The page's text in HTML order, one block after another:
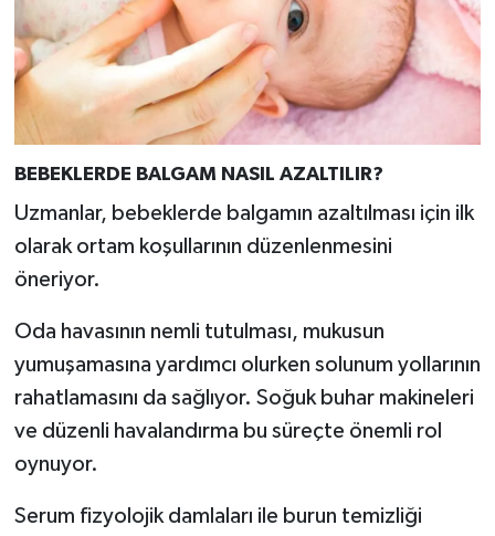
BEBEKLERDE BALGAM NASIL AZALTILIR?
Uzmanlar, bebeklerde balgamın azaltılması için ilk
olarak ortam koşullarının düzenlenmesini
öneriyor.
Oda havasının nemli tutulması, mukusun
yumuşamasına yardımcı olurken solunum yollarının
rahatlamasını da sağlıyor. Soğuk buhar makineleri
ve düzenli havalandırma bu süreçte önemli rol
oynuyor.
Serum fizyolojik damlaları ile burun temizliği